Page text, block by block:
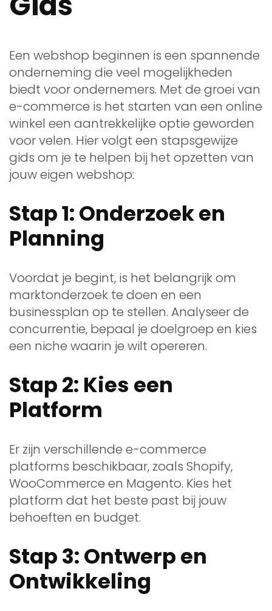
Een webshop beginnen is een spannende
onderneming die veel mogelijkheden
biedt voor ondernemers. Met de groei van
e-commerce is het starten van een online
winkel een aantrekkelijke optie geworden
voor velen. Hier volgt een stapsgewijze
gids om je te helpen bij het opzetten van
jouw eigen webshop:
Stap 1: Onderzoek en
Planning
Voordat je begint, is het belangrijk om
marktonderzoek te doen en een
businessplan op te stellen. Analyseer de
concurrentie, bepaal je doelgroep en kies
een niche waarin je wilt opereren.
Stap 2: Kies een
Platform
Er zijn verschillende e-commerce
platforms beschikbaar, zoals Shopify,
WooCommerce en Magento. Kies het
platform dat het beste past bij jouw
behoeften en budget.
Stap 3: Ontwerp en
Ontwikkeling